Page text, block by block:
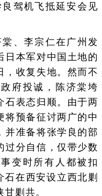
驾机飞抵延安会见
、李宗仁在广州发
日本军对中国土地的
，收复失地。然而不
府投诚，陈济棠垮
石表态归顺。由于两
将预备征讨两广的中
并准备将张学良的部
过分自信，仅带少数
变时所有人都被扣
在西安设立西北剿
剿共。